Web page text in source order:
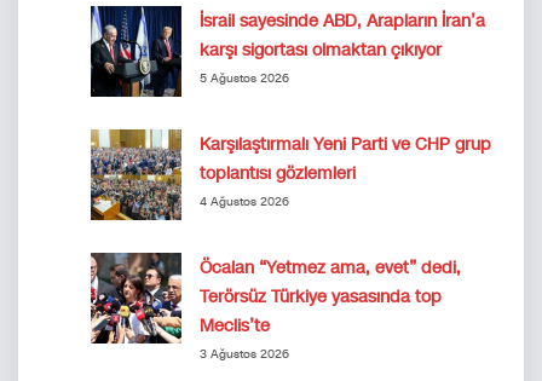
İsrail sayesinde ABD, Arapların İran’a
karşı sigortası olmaktan çıkıyor
5 Ağustos 2026
Karşılaştırmalı Yeni Parti ve CHP grup
toplantısı gözlemleri
4 Ağustos 2026
Öcalan “Yetmez ama, evet” dedi,
Terörsüz Türkiye yasasında top
Meclis’te
3 Ağustos 2026